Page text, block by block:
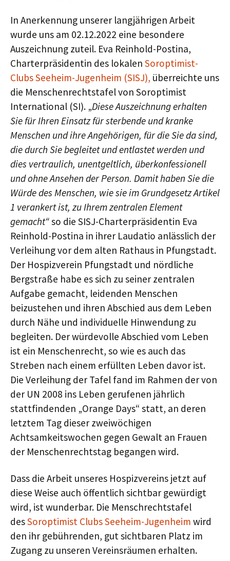
In Anerkennung unserer langjährigen Arbeit
wurde uns am 02.12.2022 eine besondere
Auszeichnung zuteil. Eva Reinhold-Postina,
Charterpräsidentin des lokalen Soroptimist-
Clubs Seeheim-Jugenheim (SISJ), überreichte uns
die Menschenrechtstafel von Soroptimist
International (SI). „Diese Auszeichnung erhalten
Sie für Ihren Einsatz für sterbende und kranke
Menschen und ihre Angehörigen, für die Sie da sind,
die durch Sie begleitet und entlastet werden und
dies vertraulich, unentgeltlich, überkonfessionell
und ohne Ansehen der Person. Damit haben Sie die
Würde des Menschen, wie sie im Grundgesetz Artikel
1 verankert ist, zu Ihrem zentralen Element
gemacht“so die SISJ-Charterpräsidentin Eva
Reinhold-Postina in ihrer Laudatio anlässlich der
Verleihung vor dem alten Rathaus in Pfungstadt.
Der Hospizverein Pfungstadt und nördliche
Bergstraße habe es sich zu seiner zentralen
Aufgabe gemacht, leidenden Menschen
beizustehen und ihren Abschied aus dem Leben
durch Nähe und individuelle Hinwendung zu
begleiten. Der würdevolle Abschied vom Leben
ist ein Menschenrecht, so wie es auch das
Streben nach einem erfüllten Leben davor ist.
Die Verleihung der Tafel fand im Rahmen der von
der UN 2008 ins Leben gerufenen jährlich
stattfindenden „Orange Days“ statt, an deren
letztem Tag dieser zweiwöchigen
Achtsamkeitswochen gegen Gewalt an Frauen
der Menschenrechtstag begangen wird.
Dass die Arbeit unseres Hospizvereins jetzt auf
diese Weise auch öffentlich sichtbar gewürdigt
wird, ist wunderbar. Die Menschrechtstafel
desSoroptimist Clubs Seeheim-Jugenheim wird
den ihr gebührenden, gut sichtbaren Platz im
Zugang zu unseren Vereinsräumen erhalten.